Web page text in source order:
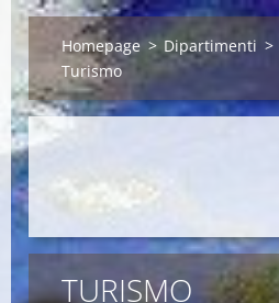
Homepage > Dipartimenti >
Turismo
TURISMO